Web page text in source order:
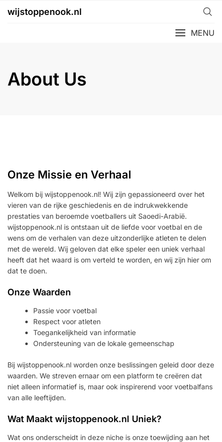
wijstoppenook.nl
MENU
About Us
Onze Missie en Verhaal
Welkom bij wijstoppenook.nl! Wij zijn gepassioneerd over het
vieren van de rijke geschiedenis en de indrukwekkende
prestaties van beroemde voetballers uit Saoedi-Arabië.
wijstoppenook.nl is ontstaan uit de liefde voor voetbal en de
wens om de verhalen van deze uitzonderlijke atleten te delen
met de wereld. Wij geloven dat elke speler een uniek verhaal
heeft dat het waard is om verteld te worden, en wij zijn hier om
dat te doen.
Onze Waarden
Passie voor voetbal
Respect voor atleten
Toegankelijkheid van informatie
Ondersteuning van de lokale gemeenschap
Bij wijstoppenook.nl worden onze beslissingen geleid door deze
waarden. We streven ernaar om een platform te creëren dat
niet alleen informatief is, maar ook inspirerend voor voetbalfans
van alle leeftijden.
Wat Maakt wijstoppenook.nl Uniek?
Wat ons onderscheidt in deze niche is onze toewijding aan het